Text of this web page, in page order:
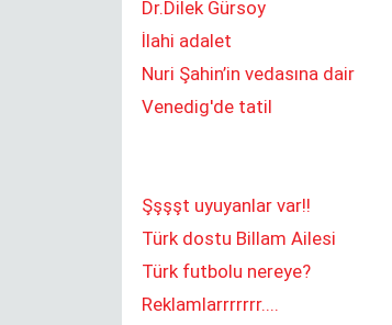
Dr.Dilek Gürsoy
İlahi adalet
Nuri Şahin’in vedasına dair
Venedig'de tatil
Şşşşt uyuyanlar var!!
Türk dostu Billam Ailesi
Türk futbolu nereye?
Reklamlarrrrrrr....